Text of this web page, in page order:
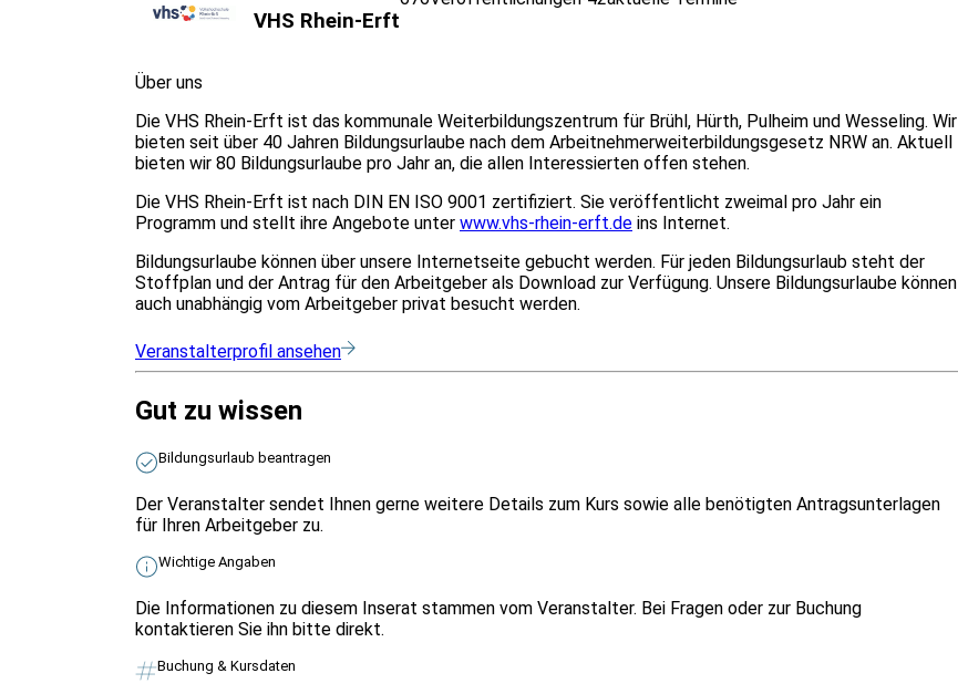
VHS Rhein-Erft
Über uns
Die VHS Rhein-Erft ist das kommunale Weiterbildungszentrum für Brühl, Hürth, Pulheim und Wesseling. Wir
bieten seit über 40 Jahren Bildungsurlaube nach dem Arbeitnehmerweiterbildungsgesetz NRW an. Aktuell
bieten wir 80 Bildungsurlaube pro Jahr an, die allen Interessierten offen stehen.
Die VHS Rhein-Erft ist nach DIN EN ISO 9001 zertifiziert. Sie veröffentlicht zweimal pro Jahr ein
Programm und stellt ihre Angebote unter www.vhs-rhein-erft.de ins Internet.
Bildungsurlaube können über unsere Internetseite gebucht werden. Für jeden Bildungsurlaub steht der
Stoffplan und der Antrag für den Arbeitgeber als Download zur Verfügung. Unsere Bildungsurlaube können
auch unabhängig vom Arbeitgeber privat besucht werden.
Veranstalterprofil ansehen
Gut zu wissen
Bildungsurlaub beantragen
Der Veranstalter sendet Ihnen gerne weitere Details zum Kurs sowie alle benötigten Antragsunterlagen
für Ihren Arbeitgeber zu.
Wichtige Angaben
Die Informationen zu diesem Inserat stammen vom Veranstalter. Bei Fragen oder zur Buchung
kontaktieren Sie ihn bitte direkt.
Buchung & Kursdaten